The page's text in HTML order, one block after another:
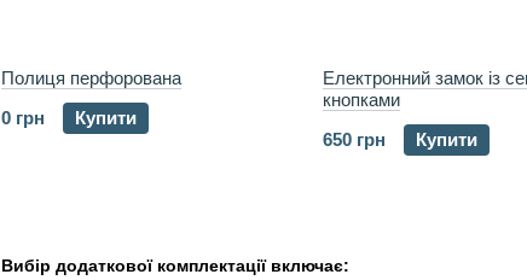
Вибір додаткової комплектації включає:
Полиця перфорована
0 грн
Купити
Електронний замок із
кнопками
650 грн
Купити